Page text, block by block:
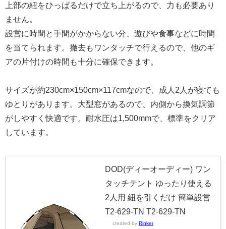
上部の紐をひっぱるだけで立ち上がるので、力も必要あり
ません。
設営に時間と手間がかからない分、遊びや食事などに時間
を当てられます。撤去もワンタッチで行えるので、他のギ
アの片付けの時間も十分に確保できます。
サイズが約230cm×150cm×117cmなので、成人2人が寝ても
ゆとりがあります。大型窓があるので、内側から換気調節
がしやすく快適です。耐水圧は1,500mmで、標準をクリア
しています。
DOD(ディーオーディー) ワン
タッチテント ゆったり使える
2人用 紐を引くだけ 簡単設営
T2-629-TN T2-629-TN
created by Rinker